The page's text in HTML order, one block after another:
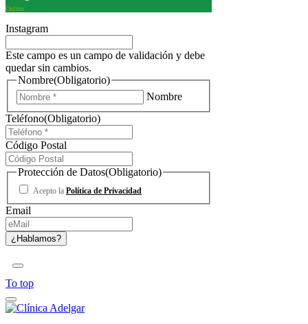
Online
Instagram
Este campo es un campo de validación y debe
quedar sin cambios.
Nombre(Obligatorio)
Nombre
Teléfono(Obligatorio)
Código Postal
Protección de Datos(Obligatorio)
Acepto la Política de Privacidad
Email
To top